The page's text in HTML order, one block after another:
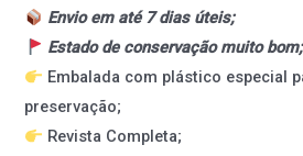
Envio em até 7 dias úteis;
Estado de conservação muito bom;
Embalada com plástico especial
preservação;
Revista Completa;